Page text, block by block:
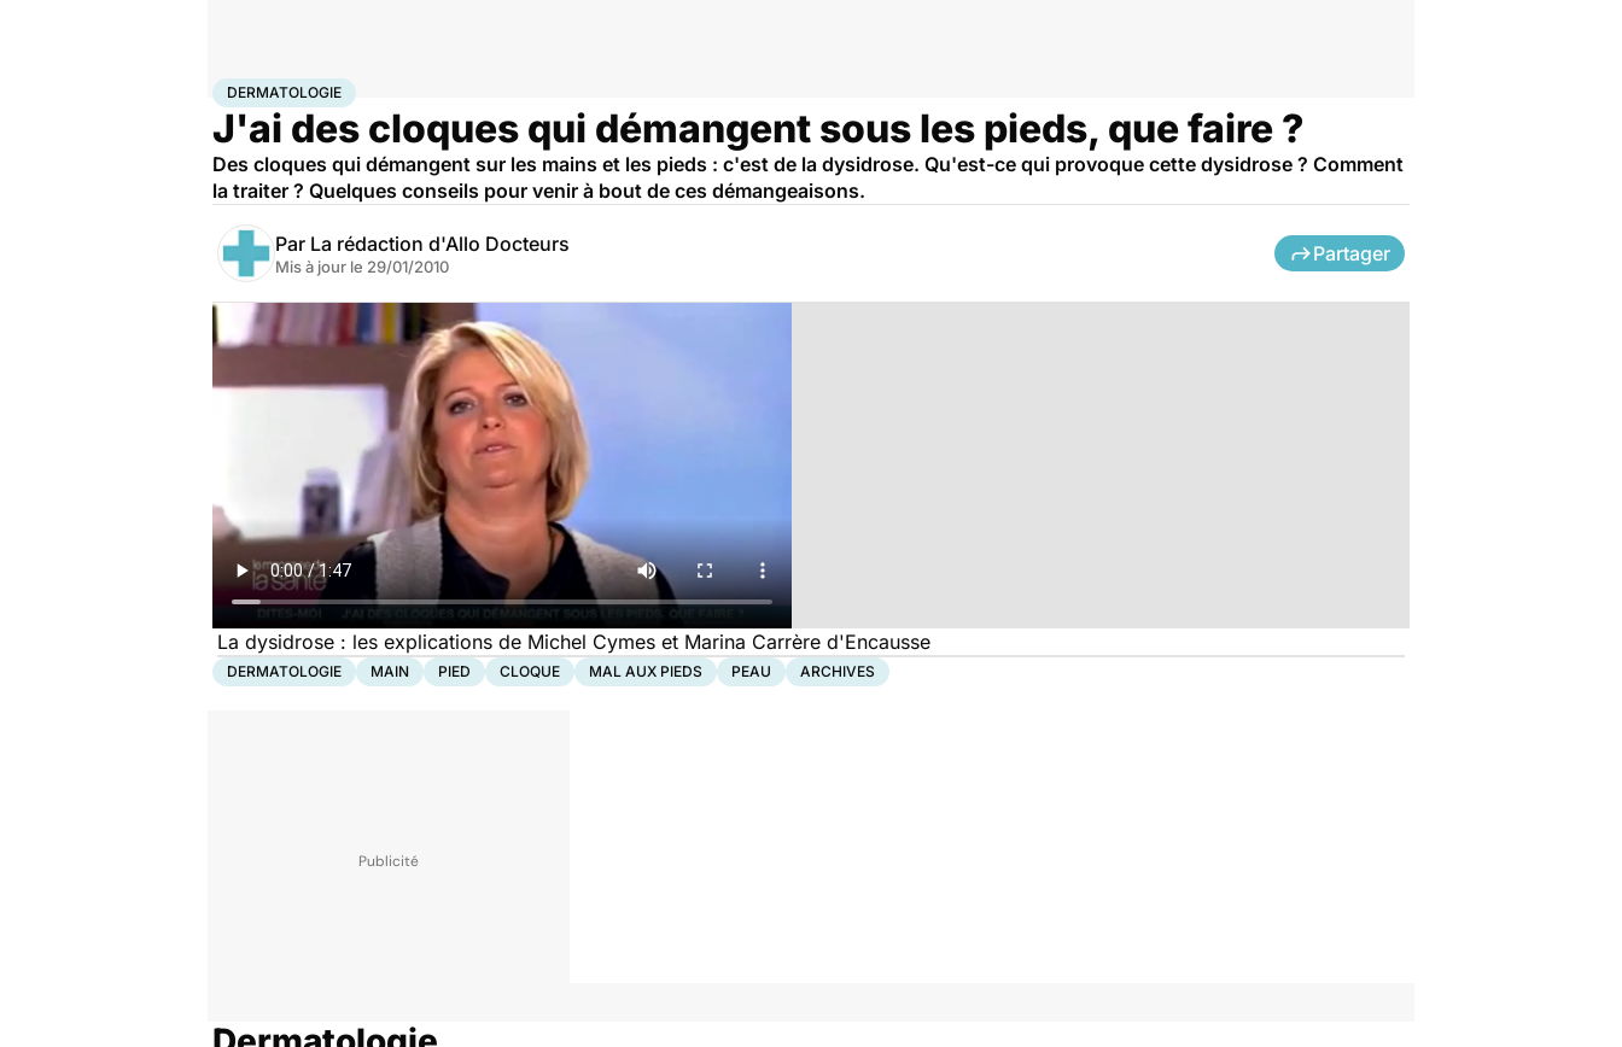
AccueilSanté Maladies
DERMATOLOGIE
J'ai des cloques qui démangent sous les pieds, que faire ?
Des cloques qui démangent sur les mains et les pieds : c'est de la dysidrose. Qu'est-ce qui provoque cette dysidrose ? Comment
la traiter ? Quelques conseils pour venir à bout de ces démangeaisons.
Par La rédaction d'Allo Docteurs
Mis à jour le 29/01/2010
Partager
La dysidrose : les explications de Michel Cymes et Marina Carrère d'Encausse
DERMATOLOGIE MAIN PIED CLOQUE MAL AUX PIEDS PEAU ARCHIVES